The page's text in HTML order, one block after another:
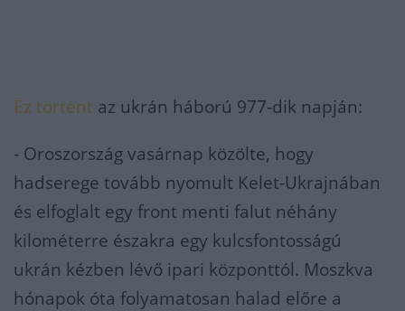
Ez történt az ukrán háború 977-dik napján:
- Oroszország vasárnap közölte, hogy
hadserege tovább nyomult Kelet-Ukrajnában
és elfoglalt egy front menti falut néhány
kilométerre északra egy kulcsfontosságú
ukrán kézben lévő ipari központtól. Moszkva
hónapok óta folyamatosan halad előre a